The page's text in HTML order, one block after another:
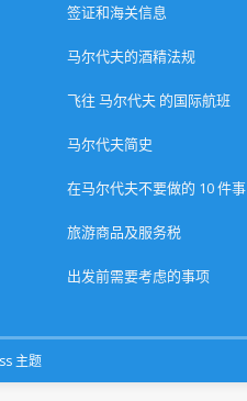
签证和海关信息
马尔代夫的酒精法规
飞往 马尔代夫 的国际航班
马尔代夫简史
在马尔代夫不要做的 10 件事
旅游商品及服务税
出发前需要考虑的事项
主题